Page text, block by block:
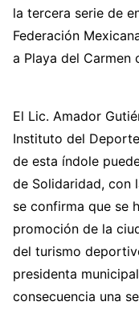
la tercera serie de
Federación
a Playa del Carmen
El Lic. Amador
Instituto del
de esta índole
de Solidaridad, con
se confirma que se
promoción de la
del turismo
presidenta
consecuencia una